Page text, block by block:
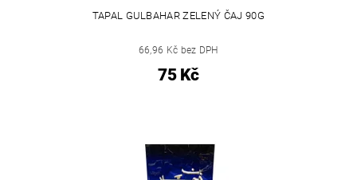
TAPAL GULBAHAR ZELENÝ ČAJ 90G
66,96 Kč bez DPH
75 Kč